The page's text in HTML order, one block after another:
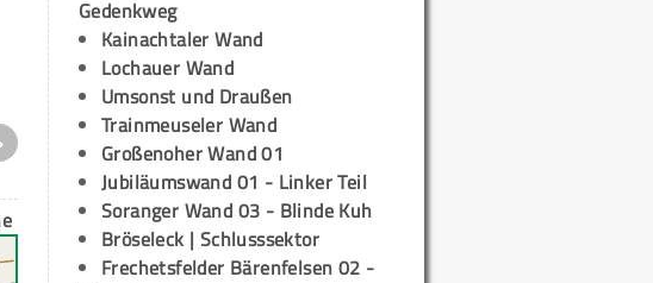
Gedenkweg
Kainachtaler Wand
Lochauer Wand
Umsonst und Draußen
Trainmeuseler Wand
Großenoher Wand 01
Jubiläumswand 01 - Linker Teil
Soranger Wand 03 - Blinde Kuh
Bröseleck | Schlusssektor
Frechetsfelder Bärenfelsen 02 -